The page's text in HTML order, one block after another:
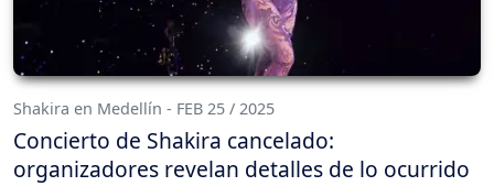
Shakira en Medellín - FEB 25 / 2025
Concierto de Shakira cancelado:
organizadores revelan detalles de lo ocurrido